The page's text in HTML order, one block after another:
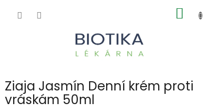
Ziaja Jasmín Denní krém proti
vráskám 50ml